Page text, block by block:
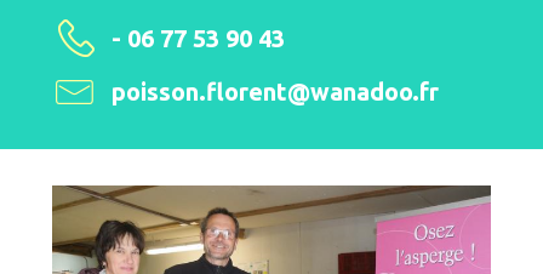
- 06 77 53 90 43
poisson.florent@wanadoo.fr